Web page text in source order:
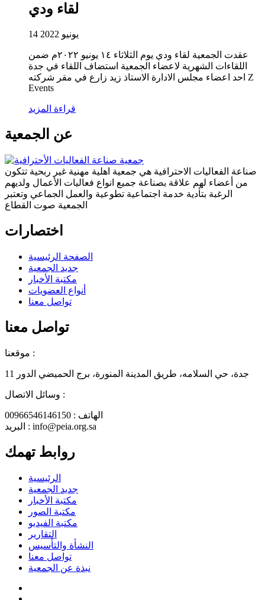
لقاء ودي
14 يونيو 2022
عقدت الجمعية لقاء ودي يوم الثلاثاء ١٤ يونيو ٢٠٢٢م ضمن
اللقاءات الشهرية لاعضاء الجمعية استضاف اللقاء في جدة
احد اعضاء مجلس الادارة الاستاذ زيد زارع في مقر شركته Z
Events
قراءة المزيد
عن الجمعية
صناعة الفعاليات الاحترافية هي جمعية اهلية مهنية غير ربحية تتكون
من أعضاء لهم علاقة بصناعة جميع انواع فعاليات الأعمال ولديهم
الرغبة بتأدية خدمة اجتماعية تطوعية والعمل الجماعي وتعتبر
الجمعية صوت القطاع
اختصارات
الصفحة الرئيسية
جديد الجمعية
مكتبة الأخبار
أنواع العضويات
تواصل معنا
تواصل معنا
موقعنا :
جدة، حي السلامه، طريق المدينة المنورة، برج الحميضي الدور 11
وسائل الاتصال :
الهاتف : 00966546146150
البريد : info@peia.org.sa
روابط تهمك
الرئيسية
جديد الجمعية
مكتبة الأخبار
مكتبة الصور
مكتبة الفيديو
التقارير
النشأة والتأسيس
تواصل معنا
نبذة عن الجمعية